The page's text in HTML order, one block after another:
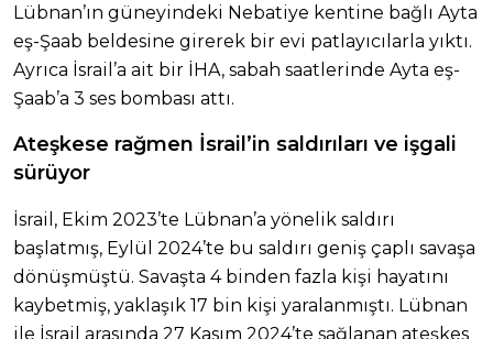
Lübnan’ın güneyindeki Nebatiye kentine bağlı Ayta
eş-Şaab beldesine girerek bir evi patlayıcılarla yıktı.
Ayrıca İsrail’a ait bir İHA, sabah saatlerinde Ayta eş-
Şaab’a 3 ses bombası attı.
Ateşkese rağmen İsrail’in saldırıları ve işgali
sürüyor
İsrail, Ekim 2023’te Lübnan’a yönelik saldırı
başlatmış, Eylül 2024’te bu saldırı geniş çaplı savaşa
dönüşmüştü. Savaşta 4 binden fazla kişi hayatını
kaybetmiş, yaklaşık 17 bin kişi yaralanmıştı. Lübnan
ile İsrail arasında 27 Kasım 2024’te sağlanan ateşkes